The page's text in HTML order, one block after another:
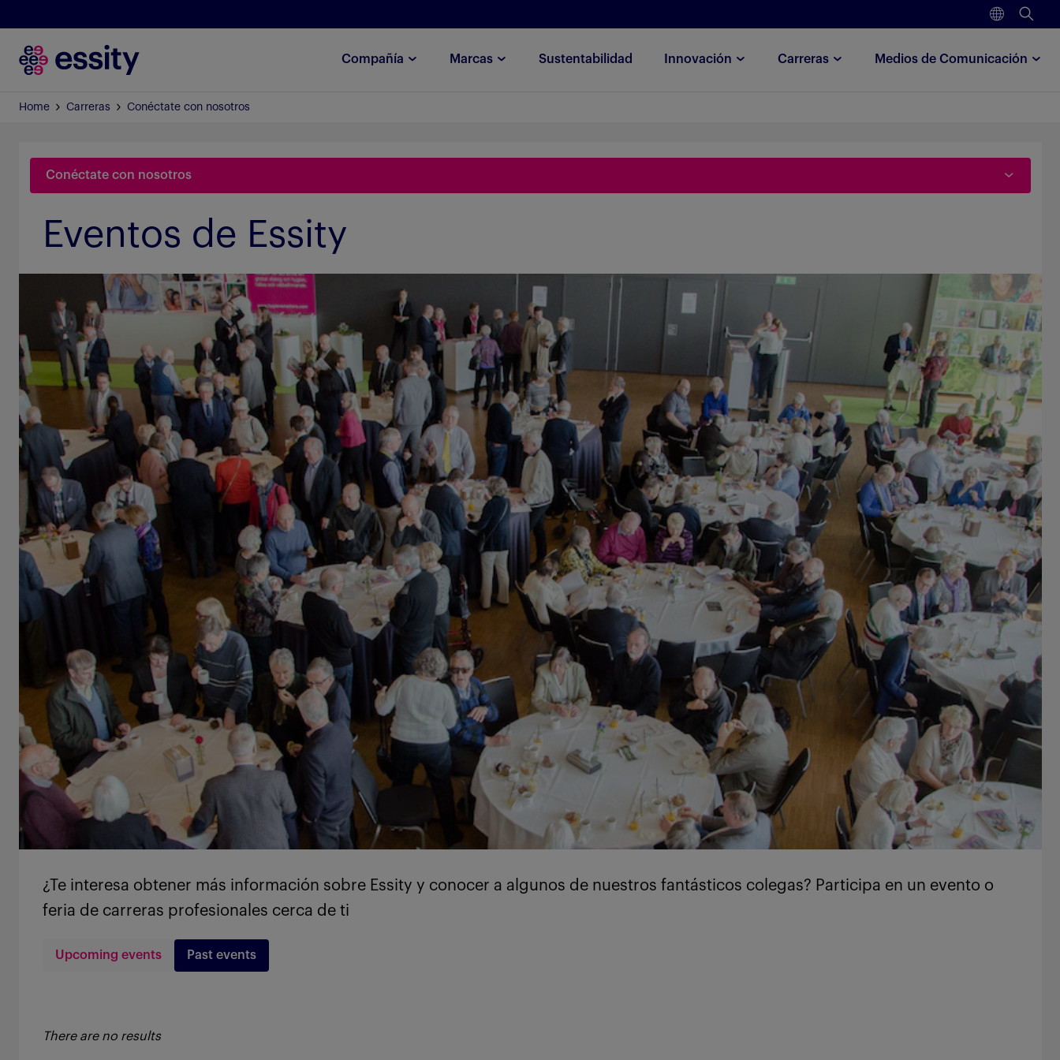
Compañía Marcas Sustentabilidad Innovación Carreras Medios de Comunicación
Home Carreras Conéctate con nosotros
Conéctate con nosotros
Eventos de Essity
¿Te interesa obtener más información sobre Essity y conocer a algunos de nuestros fantásticos colegas? Participa en un evento o
feria de carreras profesionales cerca de ti
Upcoming events Past events
There are no results